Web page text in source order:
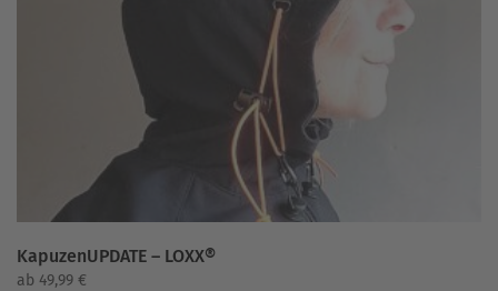
KapuzenUPDATE – LOXX®
ab 49,99 €